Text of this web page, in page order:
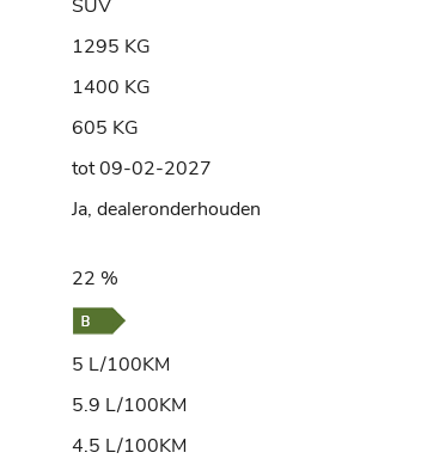
SUV
1295 KG
1400 KG
605 KG
tot 09-02-2027
Ja, dealeronderhouden
22 %
5 L/100KM
5.9 L/100KM
4.5 L/100KM